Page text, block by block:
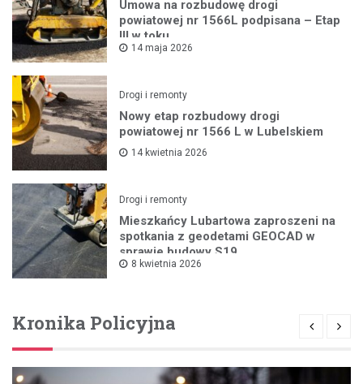
Umowa na rozbudowę drogi
powiatowej nr 1566L podpisana – Etap
III w toku
14 maja 2026
Drogi i remonty
Nowy etap rozbudowy drogi
powiatowej nr 1566 L w Lubelskiem
14 kwietnia 2026
Drogi i remonty
Mieszkańcy Lubartowa zaproszeni na
spotkania z geodetami GEOCAD w
sprawie budowy S19
8 kwietnia 2026
Kronika Policyjna